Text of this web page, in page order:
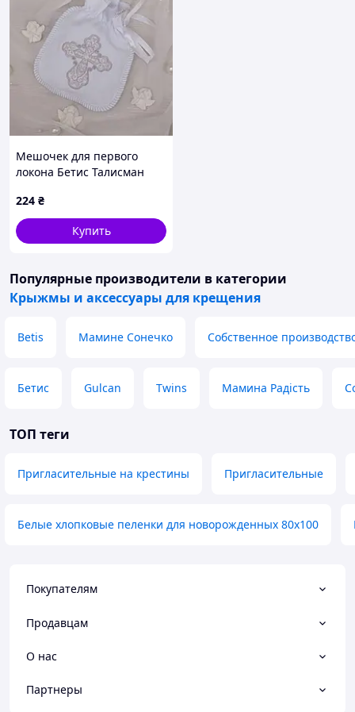
Мешочек для первого
локона Бетис Талисман
Серебряный 27682416
224 ₴
Купить
Популярные производители в категории
Крыжмы и аксессуары для крещения
Betis Мамине Сонечко Собственное
Бетис Gulcan Twins Мамина Радість
ТОП теги
Пригласительные на крестины Пригласительные
Белые хлопковые пеленки для новорожденных 80х100
Покупателям
Продавцам
О нас
Партнеры